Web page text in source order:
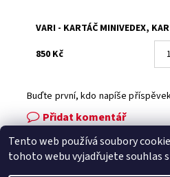
VARI - KARTÁČ MINIVEDEX,
850 Kč
Buďte první, kdo napíše
Přidat komentář
Facebook |
Tento web používá soubory
tohoto webu vyjadřujete souhlas